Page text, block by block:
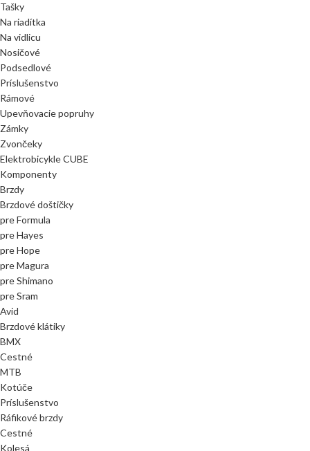
Tašky
Na riadítka
Na vidlicu
Nosičové
Podsedlové
Príslušenstvo
Rámové
Upevňovacie popruhy
Zámky
Zvončeky
Elektrobicykle CUBE
Komponenty
Brzdy
Brzdové doštičky
pre Formula
pre Hayes
pre Hope
pre Magura
pre Shimano
pre Sram
Avid
Brzdové klátiky
BMX
Cestné
MTB
Kotúče
Príslušenstvo
Ráfikové brzdy
Cestné
Kolesá